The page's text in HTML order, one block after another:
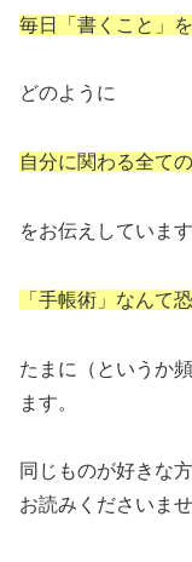
毎日「書くこと」
どのように
自分に関わる全て
をお伝えしています
「手帳術」なんて
たまに（というか
ます。
同じものが好きな
お読みくださいませ